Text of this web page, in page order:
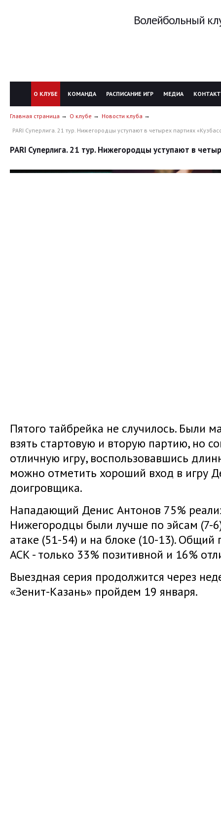
Волейбольный
О КЛУБЕ КОМАНДА РАСПИСАНИЕ ИГР МЕДИА
Главная страница О клубе
Новости клуба
PARI Суперлига. 21 тур. Нижегородцы уступают в четырех партиях
PARI Суперлига. 21 тур. Нижегородцы уступают в
Пятого тайбрейка не случилось. Были
взять стартовую и вторую партию, но
отличную игру, воспользовавшись
можно отметить хороший вход в игру
доигровщика.
Нападающий Денис Антонов 75%
Нижегородцы были лучше по эйсам (7-
атаке (51-54) и на блоке (10-13).
АСК - только 33% позитивной и 16%
Выездная серия продолжится через
«Зенит-Казань» пройдем 19 января.